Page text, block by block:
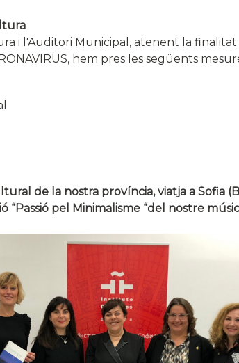
i l'Auditori Municipal, atenent la
hem pres les següents
de la nostra província, viatja a Sofia
“Passió pel Minimalisme “del nostre